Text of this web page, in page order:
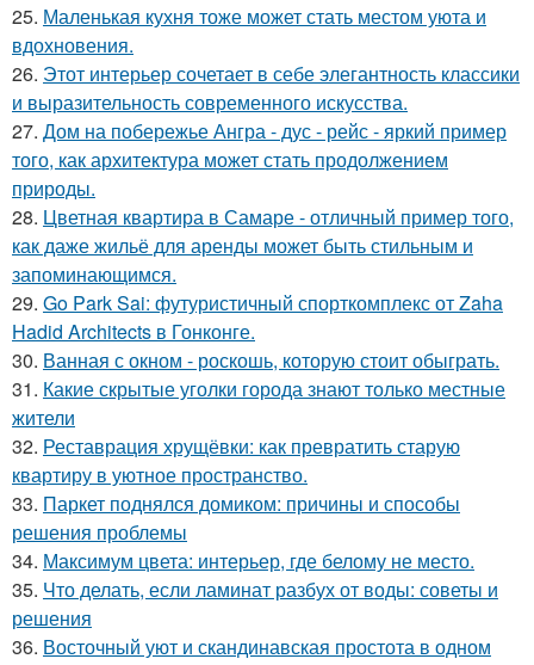
25. Маленькая кухня тоже может стать местом уюта и
вдохновения.
26. Этот интерьер сочетает в себе элегантность классики
и выразительность современного искусства.
27. Дом на побережье Ангра - дус - рейс - яркий пример
того, как архитектура может стать продолжением
природы.
28. Цветная квартира в Самаре - отличный пример того,
как даже жильё для аренды может быть стильным и
запоминающимся.
29. Go Park Sai: футуристичный спорткомплекс от Zaha
Hadid Architects в Гонконге.
30. Ванная с окном - роскошь, которую стоит обыграть.
31. Какие скрытые уголки города знают только местные
жители
32. Реставрация хрущёвки: как превратить старую
квартиру в уютное пространство.
33. Паркет поднялся домиком: причины и способы
решения проблемы
34. Максимум цвета: интерьер, где белому не место.
35. Что делать, если ламинат разбух от воды: советы и
решения
36. Восточный уют и скандинавская простота в одном